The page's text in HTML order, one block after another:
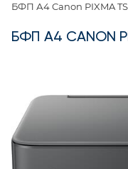
БФП А4 Canon PIXMA
БФП А4 CANON